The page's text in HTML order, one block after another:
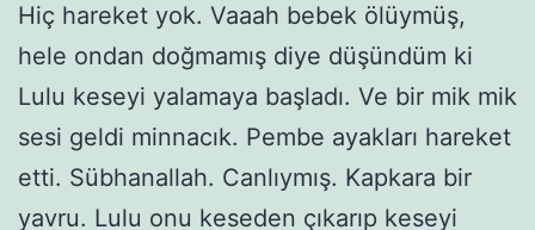
Hiç hareket yok. Vaaah bebek ölüymüş,
hele ondan doğmamış diye düşündüm ki
Lulu keseyi yalamaya başladı. Ve bir mik mik
sesi geldi minnacık. Pembe ayakları hareket
etti. Sübhanallah. Canlıymış. Kapkara bir
yavru. Lulu onu keseden çıkarıp keseyi